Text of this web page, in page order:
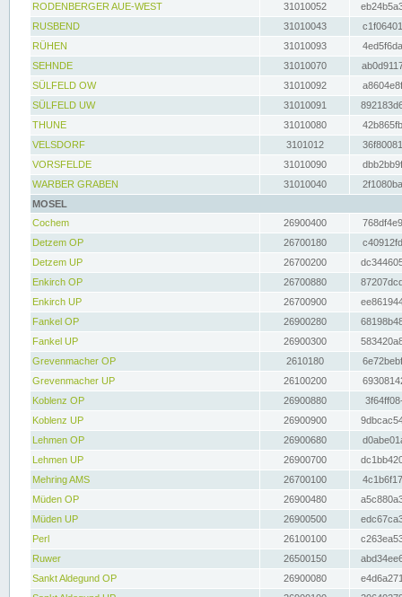
RODENBERGER AUE-WEST
31010052
RUSBEND
31010043
RÜHEN
31010093
SEHNDE
31010070
SÜLFELD OW
31010092
SÜLFELD UW
31010091
THUNE
31010080
VELSDORF
3101012
VORSFELDE
31010090
WARBER GRABEN
31010040
MOSEL
Cochem
26900400
Detzem OP
26700180
Detzem UP
26700200
Enkirch OP
26700880
Enkirch UP
26700900
Fankel OP
26900280
Fankel UP
26900300
Grevenmacher OP
2610180
Grevenmacher UP
26100200
Koblenz OP
26900880
Koblenz UP
26900900
Lehmen OP
26900680
Lehmen UP
26900700
Mehring AMS
26700100
Müden OP
26900480
Müden UP
26900500
Perl
26100100
Ruwer
26500150
Sankt Aldegund OP
26900080